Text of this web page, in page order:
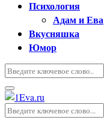
Психология
Адам и Ева
Вкусняшка
Юмор
Искать:
Основное
меню
Искать: